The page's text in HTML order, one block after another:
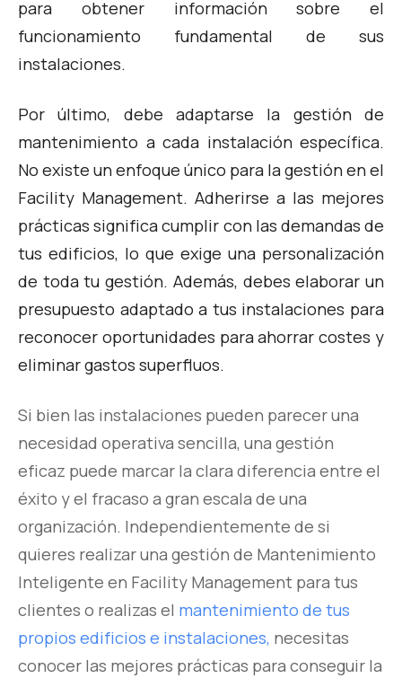
para obtener información sobre el
funcionamiento fundamental de sus
instalaciones.
Por último, debe adaptarse la gestión de
mantenimiento a cada instalación específica.
No existe un enfoque único para la gestión en el
Facility Management. Adherirse a las mejores
prácticas significa cumplir con las demandas de
tus edificios, lo que exige una personalización
de toda tu gestión. Además, debes elaborar un
presupuesto adaptado a tus instalaciones para
reconocer oportunidades para ahorrar costes y
eliminar gastos superfluos.
Si bien las instalaciones pueden parecer una
necesidad operativa sencilla, una gestión
eficaz puede marcar la clara diferencia entre el
éxito y el fracaso a gran escala de una
organización. Independientemente de si
quieres realizar una gestión de Mantenimiento
Inteligente en Facility Management para tus
clientes o realizas el mantenimiento de tus
propios edificios e instalaciones, necesitas
conocer las mejores prácticas para conseguir la